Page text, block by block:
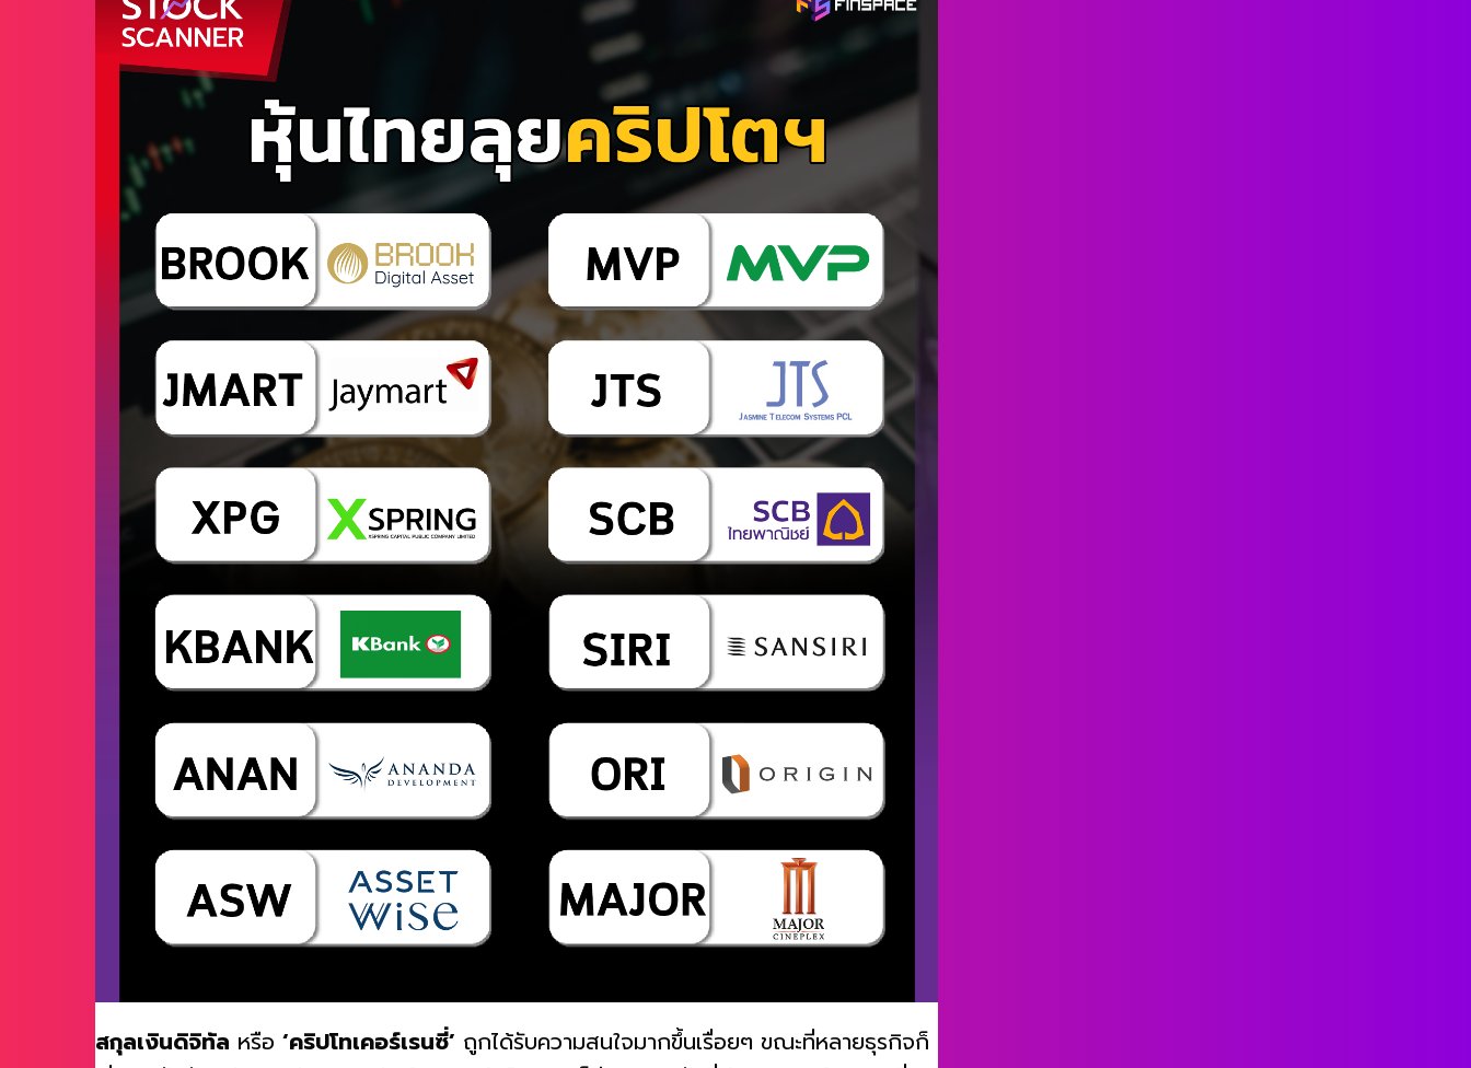
สกุลเงินดิจิทัล หรือ ‘คริปโทเคอร์เรนซี่’ ถูกได้รับความสนใจมากขึ้นเรื่อยๆ ขณะที่หลายธุรกิจก็